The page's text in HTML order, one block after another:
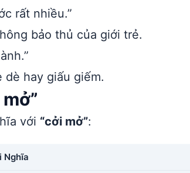
rất nhiều.”
bảo thủ của giới trẻ.
hay giấu giếm.
với “cởi mở”:
Nghĩa